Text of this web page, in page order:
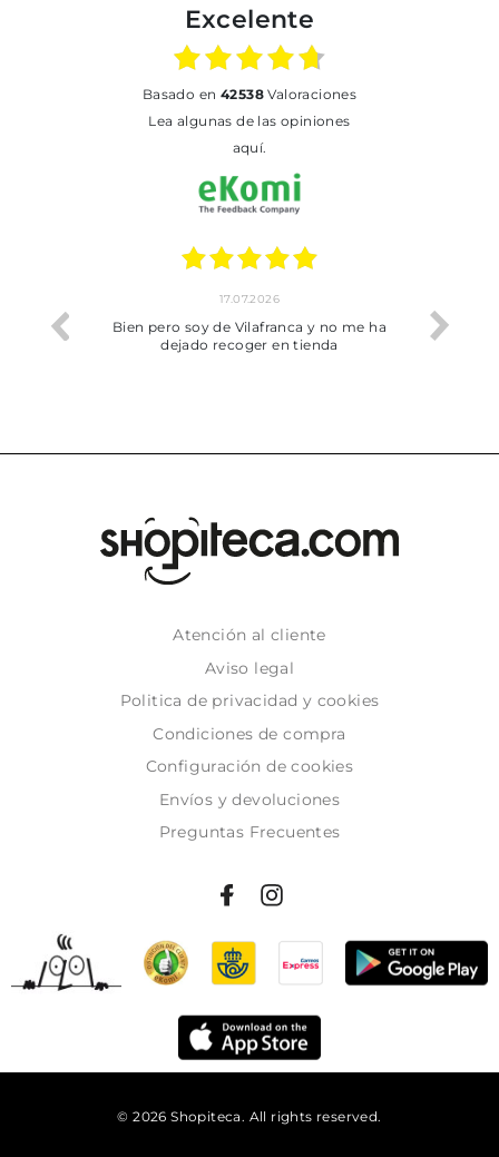
Excelente
basado en 42538Valoraciones
Lea algunas de las opiniones
aquí.
trobat
17.07.2026
Bien pero soy de Vilafranca y no me ha
dejado recoger en tienda
Atención al cliente
Aviso legal
Politica de privacidad y cookies
Condiciones de compra
Configuración de cookies
Envíos y devoluciones
Preguntas Frecuentes
© 2026 Shopiteca. All rights reserved.